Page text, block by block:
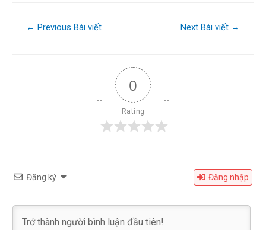
← Previous Bài viết Next Bài viết →
0
Rating
Đăng ký Đăng nhập